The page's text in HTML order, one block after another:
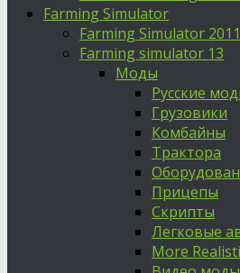
Farming Simulator
Farming Simulator 2011
Farming simulator 13
Моды
Русские
Грузовики
Комбайны
Трактора
Прицепы
Скрипты
Легковые
More